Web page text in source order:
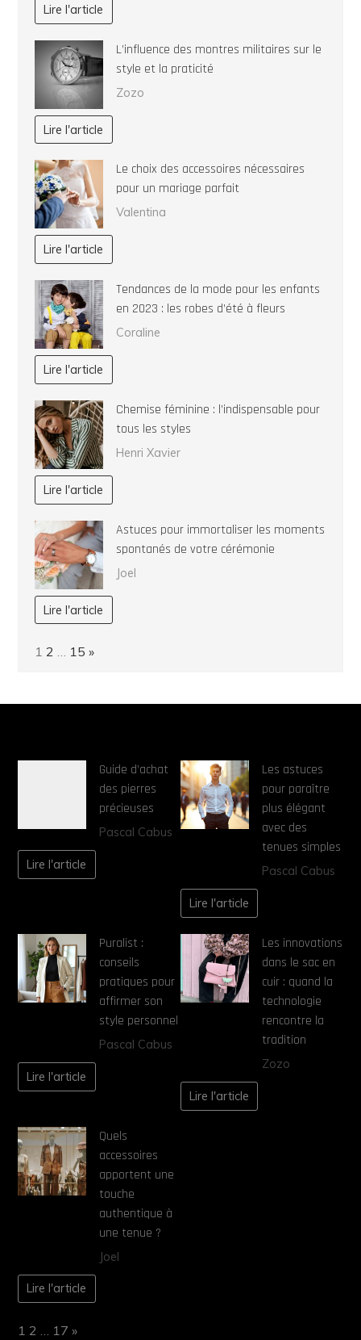
Lire l'article
L’influence des montres militaires sur le
style et la praticité
Zozo
Lire l'article
Le choix des accessoires nécessaires
pour un mariage parfait
Valentina
Lire l'article
Tendances de la mode pour les enfants
en 2023 : les robes d’été à fleurs
Coraline
Lire l'article
Chemise féminine : l’indispensable pour
tous les styles
Henri Xavier
Lire l'article
Astuces pour immortaliser les moments
spontanés de votre cérémonie
Joel
Lire l'article
Page:
1 2 … 15 Next
»
Guide d’achat
des pierres
précieuses
Pascal Cabus
Lire l'article
Les astuces
pour paraître
plus élégant
avec des
tenues simples
Pascal Cabus
Lire l'article
Puralist :
conseils
pratiques pour
affirmer son
style personnel
Pascal Cabus
Lire l'article
Les innovations
dans le sac en
cuir : quand la
technologie
rencontre la
tradition
Zozo
Lire l'article
Quels
accessoires
apportent une
touche
authentique à
une tenue ?
Joel
Lire l'article
Page:
1 2 … 17 Next
»